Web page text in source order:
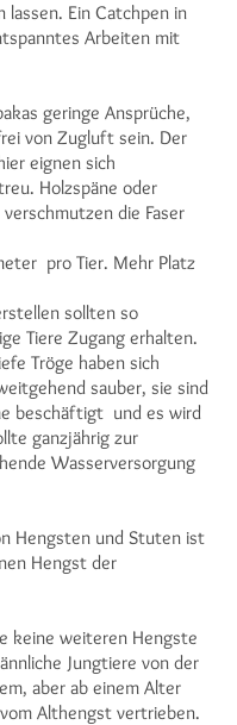
lassen. Ein Catchpen in
Arbeiten mit
geringe Ansprüche,
von Zugluft sein. Der
eignen sich
Holzspäne oder
die Faser
pro Tier. Mehr Platz
sollten so
Tiere Zugang erhalten.
Tröge haben sich
sauber, sie sind
beschäftigt und es wird
ganzjährig zur
Wasserversorgung
Hengsten und Stuten ist
Hengst der
keine weiteren Hengste
Jungtiere von der
aber ab einem Alter
Althengst vertrieben.